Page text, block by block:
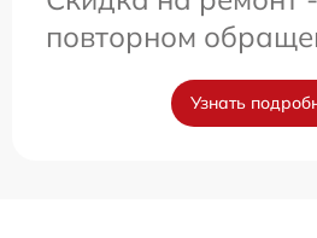
повторном
Узнать